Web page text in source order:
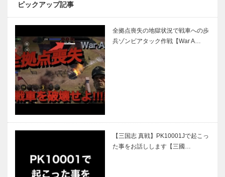
ピックアップ記事
全拠点喪失の地獄状況で戦車への歩
兵ゾンビアタック作戦【War A…
【三国志 真戦】PK10001Jで起こっ
た事をお話しします【三國…